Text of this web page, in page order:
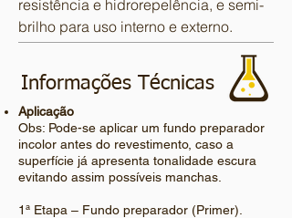
resistência e hidrorepelência, e semi-
brilho para uso interno e externo.
Informações Técnicas
Aplicação
Obs: Pode-se aplicar um fundo preparador
incolor antes do revestimento, caso a
superfície já apresenta tonalidade escura
evitando assim possíveis manchas.
1ª Etapa – Fundo preparador (Primer).